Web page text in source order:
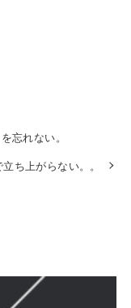
忘れない。
ち上がらない。。